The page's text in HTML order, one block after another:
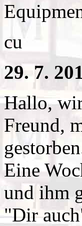
cu
29. 7.
Hallo,
Freund,
Eine
und ihm
"Dir